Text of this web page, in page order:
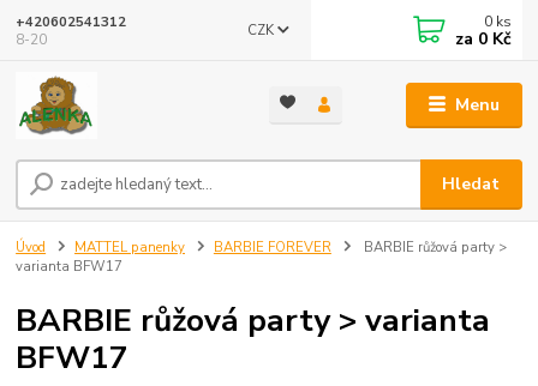
Menu
CZK
Hledat
+420602541312
8-20
0 ks
za 0 Kč
Úvod MATTEL panenky BARBIE FOREVER
BARBIE růžová party >
varianta BFW17
BARBIE růžová party > varianta
BFW17